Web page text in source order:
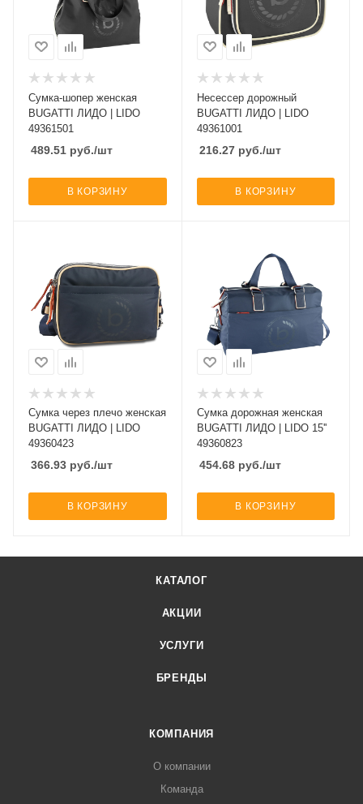
Сумка-шопер женская
BUGATTI ЛИДО | LIDO
49361501
489.51 руб./шт
В КОРЗИНУ
Несессер дорожный
BUGATTI ЛИДО | LIDO
49361001
216.27руб./шт
В КОРЗИНУ
Сумка через плечо женская
BUGATTI ЛИДО | LIDO
49360423
366.93 руб./шт
В КОРЗИНУ
Сумка дорожная женская
BUGATTI ЛИДО | LIDO 15''
49360823
454.68руб./шт
В КОРЗИНУ
КАТАЛОГ
АКЦИИ
УСЛУГИ
БРЕНДЫ
КОМПАНИЯ
О компании
Команда